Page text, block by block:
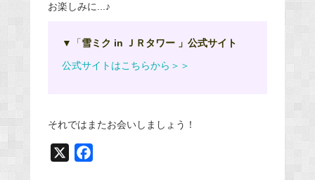
お楽しみに...♪
▼「雪ミク in ＪＲタワー 」公式サイト
公式サイトはこちらから＞＞
それではまたお会いしましょう！